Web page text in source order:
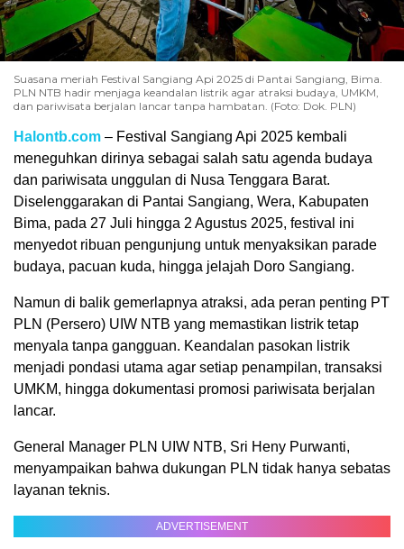
Suasana meriah Festival Sangiang Api 2025 di Pantai Sangiang, Bima.
PLN NTB hadir menjaga keandalan listrik agar atraksi budaya, UMKM,
dan pariwisata berjalan lancar tanpa hambatan. (Foto: Dok. PLN)
Halontb.com – Festival Sangiang Api 2025 kembali
meneguhkan dirinya sebagai salah satu agenda budaya
dan pariwisata unggulan di Nusa Tenggara Barat.
Diselenggarakan di Pantai Sangiang, Wera, Kabupaten
Bima, pada 27 Juli hingga 2 Agustus 2025, festival ini
menyedot ribuan pengunjung untuk menyaksikan parade
budaya, pacuan kuda, hingga jelajah Doro Sangiang.
Namun di balik gemerlapnya atraksi, ada peran penting PT
PLN (Persero) UIW NTB yang memastikan listrik tetap
menyala tanpa gangguan. Keandalan pasokan listrik
menjadi pondasi utama agar setiap penampilan, transaksi
UMKM, hingga dokumentasi promosi pariwisata berjalan
lancar.
General Manager PLN UIW NTB, Sri Heny Purwanti,
menyampaikan bahwa dukungan PLN tidak hanya sebatas
layanan teknis.
ADVERTISEMENT